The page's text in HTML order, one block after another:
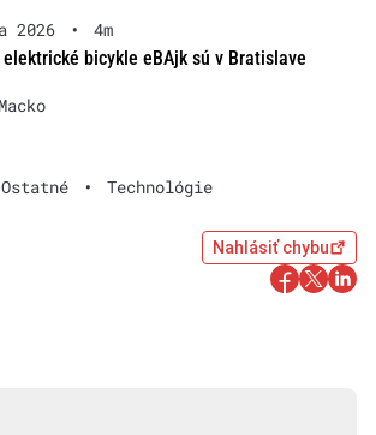
2026 •
4m
bicykle eBAjk sú v Bratislave
Ostatné • Technológie
Nahlásiť chybu